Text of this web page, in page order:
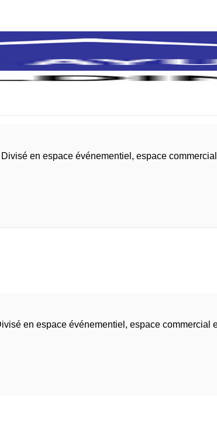
en espace événementiel, espace
en espace événementiel, espace commercial